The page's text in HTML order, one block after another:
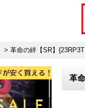
> 革命の絆【SR】
革